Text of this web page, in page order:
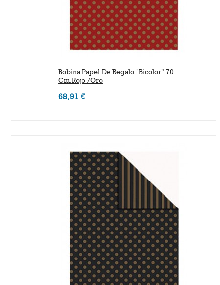
Bobina Papel De Regalo "bicolor",70
Cm.Rojo /Oro
68,91 €